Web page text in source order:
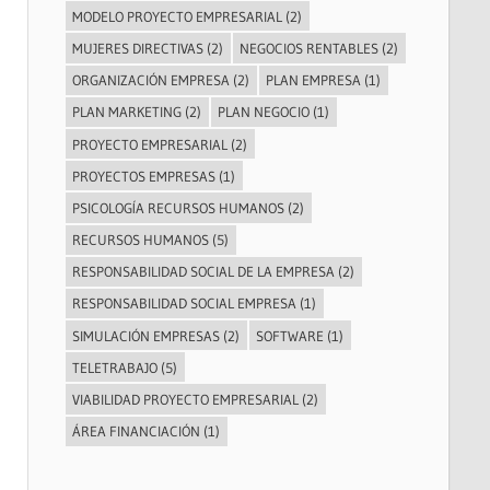
MODELO PROYECTO EMPRESARIAL (2)
MUJERES DIRECTIVAS (2) NEGOCIOS RENTABLES (2)
ORGANIZACIÓN EMPRESA (2) PLAN EMPRESA (1)
PLAN MARKETING (2) PLAN NEGOCIO (1)
PROYECTO EMPRESARIAL (2)
PROYECTOS EMPRESAS (1)
PSICOLOGÍA RECURSOS HUMANOS (2)
RECURSOS HUMANOS (5)
RESPONSABILIDAD SOCIAL DE LA EMPRESA (2)
RESPONSABILIDAD SOCIAL EMPRESA (1)
SIMULACIÓN EMPRESAS (2) SOFTWARE (1)
TELETRABAJO (5)
VIABILIDAD PROYECTO EMPRESARIAL (2)
ÁREA FINANCIACIÓN (1)